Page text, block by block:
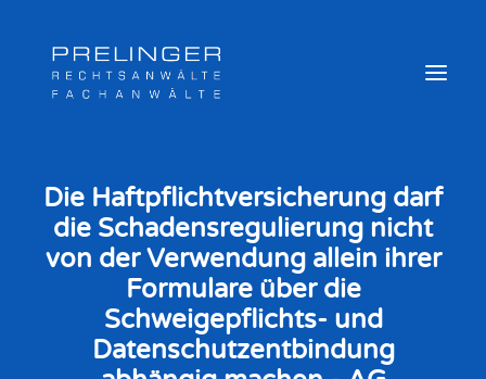
Sozialversicherungsträger
Weitere Kompetenzen
Veröffentlichungen & Archiv
Newsletter
Die Haftpflichtversicherung darf
die Schadensregulierung nicht
von der Verwendung allein ihrer
Formulare über die
Schweigepflichts- und
Datenschutzentbindung